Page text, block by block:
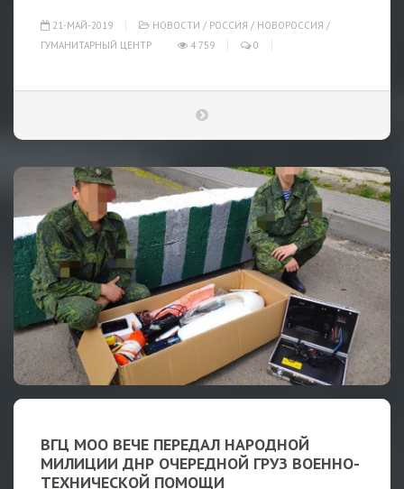
21-МАЙ-2019 НОВОСТИ / РОССИЯ / НОВОРОССИЯ /
ГУМАНИТАРНЫЙ ЦЕНТР
4 759 0
ВГЦ МОО ВЕЧЕ ПЕРЕДАЛ НАРОДНОЙ
МИЛИЦИИ ДНР ОЧЕРЕДНОЙ ГРУЗ ВОЕННО-
ТЕХНИЧЕСКОЙ ПОМОЩИ